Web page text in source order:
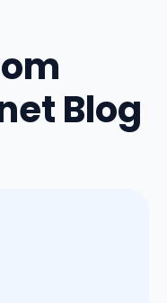
Blog